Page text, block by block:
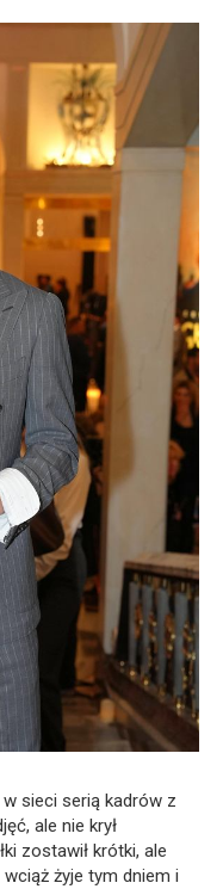
sieci serią kadrów z
ale nie krył
zostawił krótki, ale
żyje tym dniem i